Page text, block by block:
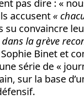
pas dire : «
accusent «
su convaincre
la grève
Binet et
série de «
sur la base